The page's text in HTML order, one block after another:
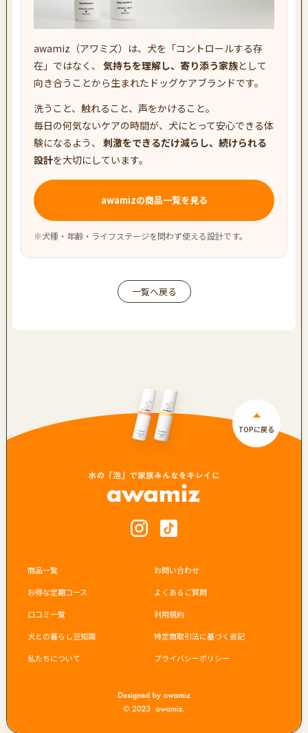
awamiz（アワミズ）は、犬を「コントロールする存
在」ではなく、 気持ちを理解し、寄り添う家族として
向き合うことから生まれたドッグケアブランドです。
洗うこと、触れること、声をかけること。
毎日の何気ないケアの時間が、犬にとって安心できる体
験になるよう、 刺激をできるだけ減らし、続けられる
設計を大切にしています。
awamizの商品一覧を見る
※犬種・年齢・ライフステージを問わず使える設計です。
一覧へ戻る
商品一覧
お得な定期コース
口コミ一覧
犬との暮らし豆知識
私たちについて
お問い合わせ
よくあるご質問
利用規約
特定商取引法に基づく表記
プライバシーポリシー
TOPに戻る